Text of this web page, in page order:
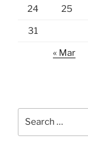
24 25
31
« Mar